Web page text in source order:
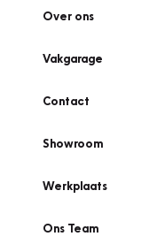
Over ons
Vakgarage
Contact
Showroom
Werkplaats
Ons Team